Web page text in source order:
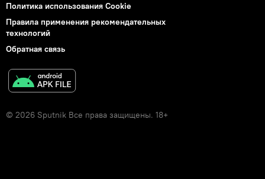
Политика использования Cookie
Правила применения рекомендательных
технологий
Обратная связь
© 2026 Sputnik Все права защищены. 18+